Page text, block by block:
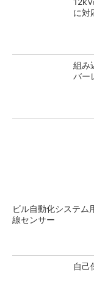
に対
組み
バー
ビル自動化システム
線センサー
自己